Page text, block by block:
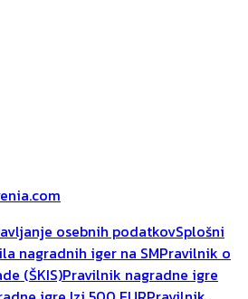
osebnih podatkovSplošni
nagradnih iger na SMPravilnik o
(ŠKIS)Pravilnik nagradne igre